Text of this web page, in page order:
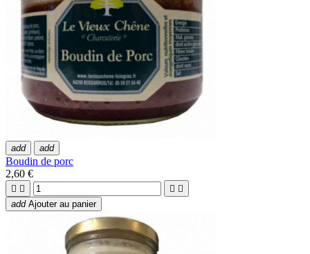
add add
Boudin de porc
2,60 €
   
add Ajouter au panier